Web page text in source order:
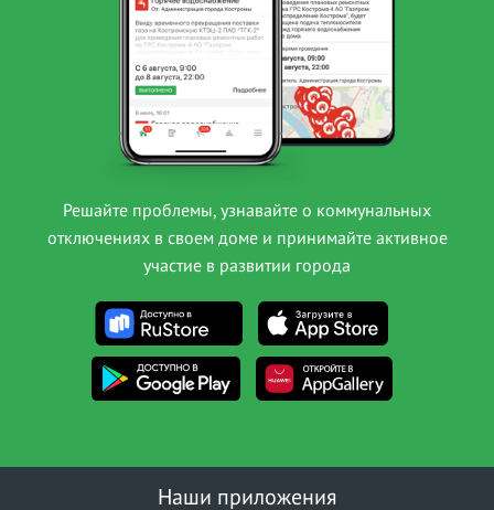
Решайте проблемы, узнавайте о коммунальных
отключениях в своем доме и принимайте активное
участие в развитии города
Наши приложения